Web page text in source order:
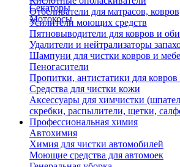
Секаторы
Мотокосы
Отбеливатели для матрасов,
Усилители моющих средств
Пятновыводители для ковров и
Удалители и нейтрализаторы
Шампуни для чистки ковров и
Пеногасители
Пропитки, антистатики для ковров
Средства для чистки кожи
Аксессуары для химчистки
скребки, распылители, щетки,
Профессиональная химия
Автохимия
Химия для чистки автомобилей
Моющие средства для автомоек